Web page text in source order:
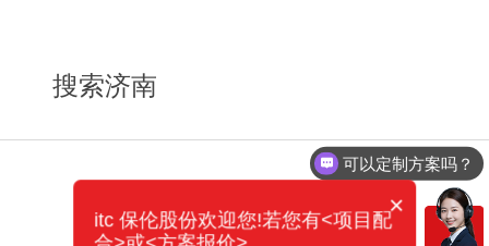
搜索济南
可以定制方案吗？
×
itc 保伦股份欢迎您!若您有<项目配